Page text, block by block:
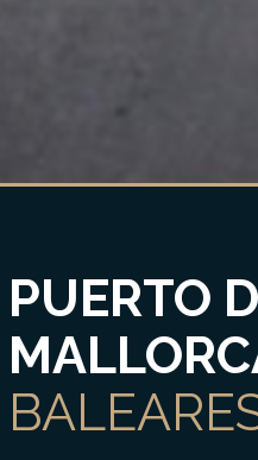
PUERTO